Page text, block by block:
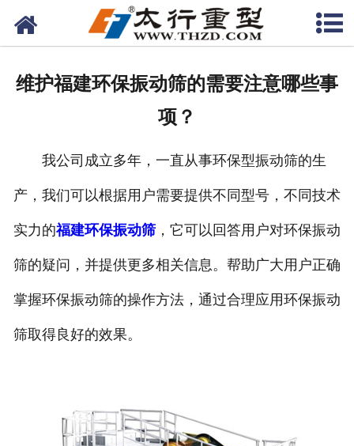
网站首页
联系我们
维护福建环保振动筛的需要注意哪些事
项？
我公司成立多年，一直从事环保型振动筛的生
产，我们可以根据用户需要提供不同型号，不同技术
实力的福建环保振动筛，它可以回答用户对环保振动
筛的疑问，并提供更多相关信息。帮助广大用户正确
掌握环保振动筛的操作方法，通过合理应用环保振动
筛取得良好的效果。